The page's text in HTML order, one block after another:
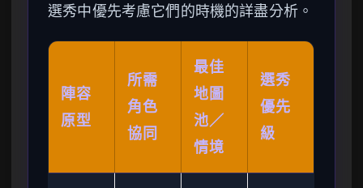
選秀中優先考慮它們的時機的詳盡分析。
陣容
原型
所需
角色
協同
最佳
地圖
池／
情境
選秀
優先
級